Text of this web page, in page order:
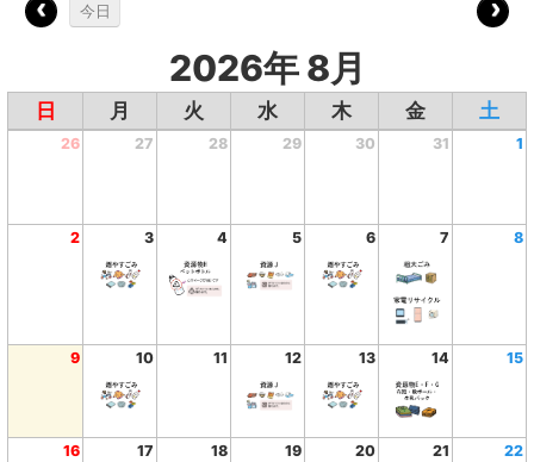
今日
2026年 8月
日 月 火 水 木 金 土
26 27 28 29 30 31 1
2 3 4 5 6 7 8
9 10 11 12 13 14 15
16 17 18 19 20 21 22